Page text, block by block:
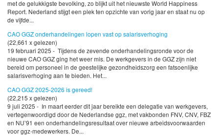
met de gelukkigste bevolking, zo blijkt uit het nieuwste World Happiness
Report. Nederland stijgt een plek ten opzichte van vorig jaar en staat nu op
de vijfde...
CAO GGZ onderhandelingen lopen vast op salarisverhoging
(22,661 x gelezen)
19 februari 2025 - Tijdens de zevende onderhandelingsronde voor de
nieuwe CAO GGZ ging het weer mis. De werkgevers in de GGZ zijn niet
bereid om personeel in de geestelijke gezondheidszorg een fatsoenlijke
salarisverhoging aan te bieden. Het...
CAO GGZ 2025-2026 is gereed!
(22,215 x gelezen)
9 juli 2025 - In maart eerder dit jaar bereikte een delegatie van werkgevers,
vertegenwoordigd door de Nederlandse ggz, met vakbonden FNV, CNV, FBZ
en NU’91 een onderhandelingsresultaat over nieuwe arbeidsvoorwaarden
voor ggz-medewerkers. De...